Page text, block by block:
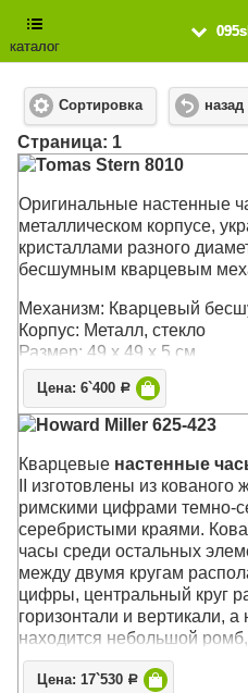
каталог
Сортировка назад
Cтраница: 1
Tomas Stern 8010
Оригинальные настенные
металлическом корпусе,
кристаллами разного
бесшумным кварцевым
Механизм: Кварцевый
Корпус: Металл, стекло
Размер: 49 х 49 х 5 см
Цена: 6`400 Р
Howard Miller 625-423
Кварцевые настенные
II изготовлены из
римскими цифрами темно-
серебристыми краями.
часы среди остальных
между двумя кругам
цифры, центральный круг
горизонтали и вертикали,
находится небольшой
часовые стрелки. На концах
формы полых алмазов.
Цена: 17`530 Р